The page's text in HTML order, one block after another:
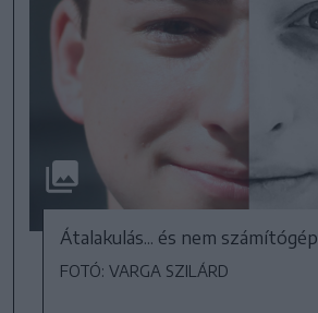
Átalakulás... és nem
FOTÓ: VARGA SZILÁRD